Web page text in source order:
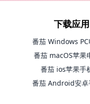
下载应用
番茄 Windows PC
番茄 macOS苹果
番茄 ios苹果手
番茄 Android安卓